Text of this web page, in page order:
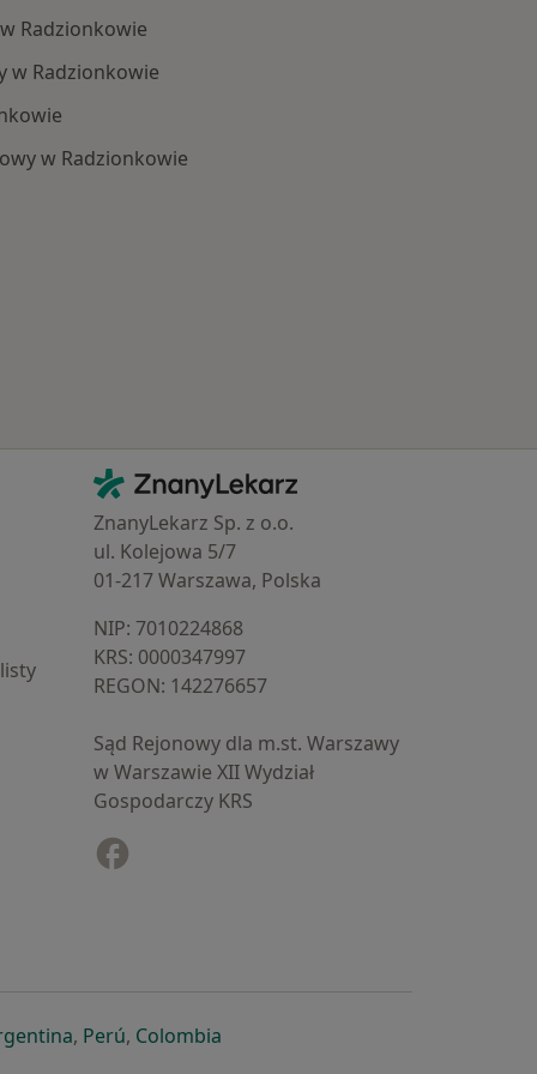
Radzionkowie
w Radzionkowie
w Radzionkowie
Kontakt
ZnanyLekarz - Strona główna
ZnanyLekarz Sp. z o.o.
ul. Kolejowa 5/7
01-217 Warszawa, Polska
NIP: ⁠7010224868
KRS: ⁠0000347997
REGON: ⁠142276657
Sąd Rejonowy dla m.st. Warszawy
w Warszawie XII Wydział
Gospodarczy KRS
karcie
w nowej karcie
się w nowej karcie
otwiera się w nowej karcie
, Perúotwiera się w nowej karcie
, Colombiaotwiera się w nowej karcie